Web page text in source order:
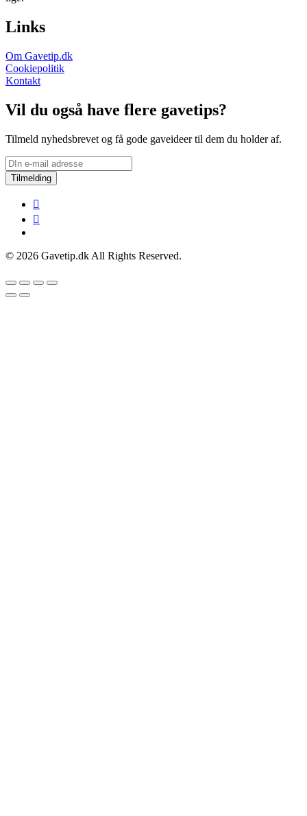
Links
Om Gavetip.dk
Cookiepolitik
Kontakt
Vil du også have flere gavetips?
Tilmeld nyhedsbrevet og få gode gaveideer til dem du holder af.
Tilmelding
© 2026 Gavetip.dk All Rights Reserved.